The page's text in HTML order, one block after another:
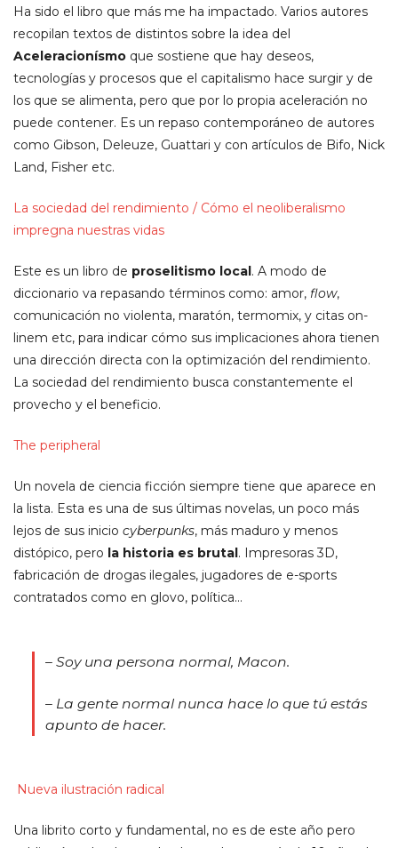
Ha sido el libro que más me ha impactado. Varios autores
recopilan textos de distintos sobre la idea del
Aceleracionísmo que sostiene que hay deseos,
tecnologías y procesos que el capitalismo hace surgir y de
los que se alimenta, pero que por lo propia aceleración no
puede contener. Es un repaso contemporáneo de autores
como Gibson, Deleuze, Guattari y con artículos de Bifo, Nick
Land, Fisher etc.
La sociedad del rendimiento / Cómo el neoliberalismo
impregna nuestras vidas
Este es un libro de proselitismo local. A modo de
diccionario va repasando términos como: amor, flow,
comunicación no violenta, maratón, termomix, y citas on-
linem etc, para indicar cómo sus implicaciones ahora tienen
una dirección directa con la optimización del rendimiento.
La sociedad del rendimiento busca constantemente el
provecho y el beneficio.
The peripheral
Un novela de ciencia ficción siempre tiene que aparece en
la lista. Esta es una de sus últimas novelas, un poco más
lejos de sus inicio cyberpunks, más maduro y menos
distópico, pero la historia es brutal. Impresoras 3D,
fabricación de drogas ilegales, jugadores de e-sports
contratados como en glovo, política…
– Soy una persona normal, Macon.
– La gente normal nunca hace lo que tú estás
apunto de hacer.
Nueva ilustración radical
Una librito corto y fundamental, no es de este año pero